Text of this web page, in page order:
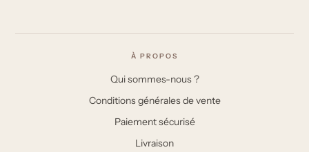
À PROPOS
Qui sommes-nous ?
Conditions générales de vente
Paiement sécurisé
Livraison